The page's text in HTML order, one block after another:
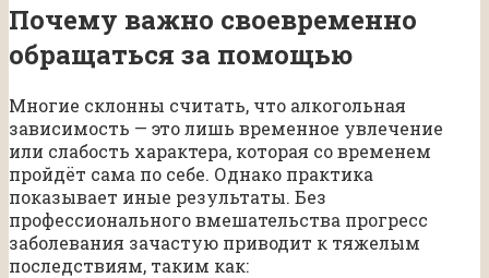
Почему важно своевременно
обращаться за помощью
Многие склонны считать, что алкогольная
зависимость — это лишь временное увлечение
или слабость характера, которая со временем
пройдёт сама по себе. Однако практика
показывает иные результаты. Без
профессионального вмешательства прогресс
заболевания зачастую приводит к тяжелым
последствиям, таким как: